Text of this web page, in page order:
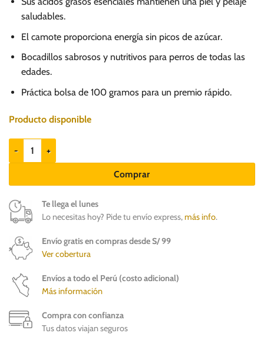
saludables.
El camote proporciona energía sin picos de azúcar.
Bocadillos sabrosos y nutritivos para perros de todas las
edades.
Práctica bolsa de 100 gramos para un premio rápido.
Producto disponible
Naturalistic FR Meatballs Salmon & Sweet Potato 100gr - Snack
Comprar
Te llega el lunes
Lo necesitas hoy? Pide tu envío express,más info.
Envío gratis en compras desde S/ 99
Ver cobertura
Envíos a todo el Perú (costo adicional)
Más información
Compra con confianza
Tus datos viajan seguros